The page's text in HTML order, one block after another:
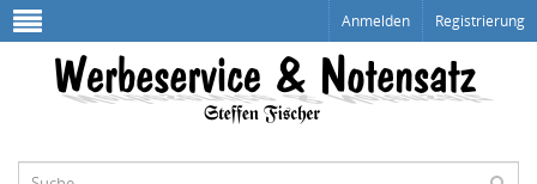
Anmelden Registrierung